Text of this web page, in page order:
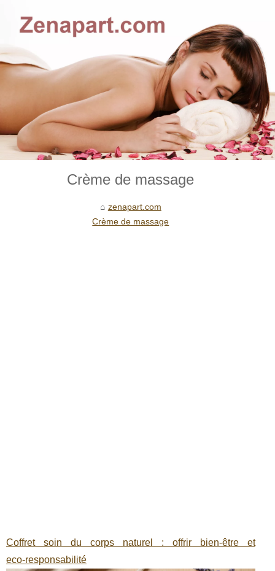
Crème de massage
zenapart.com
Crème de massage
Coffret soin du corps naturel : offrir bien‑être et
eco‑responsabilité